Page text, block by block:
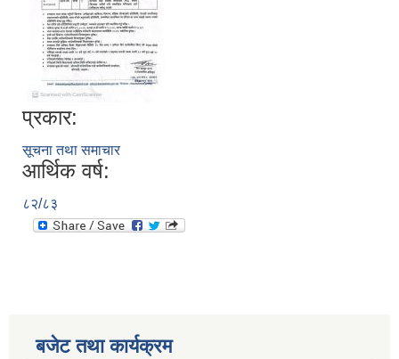
प्रकार:
सूचना तथा समाचार
आर्थिक वर्ष:
८२/८३
बजेट तथा कार्यक्रम